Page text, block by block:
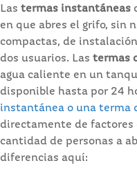
Las termas instantáneas
en que abres el grifo, sin
compactas, de
dos usuarios. Las termas
agua caliente en un
disponible hasta por 24
instantánea o una terma
directamente de factores
cantidad de personas a
diferencias aquí: